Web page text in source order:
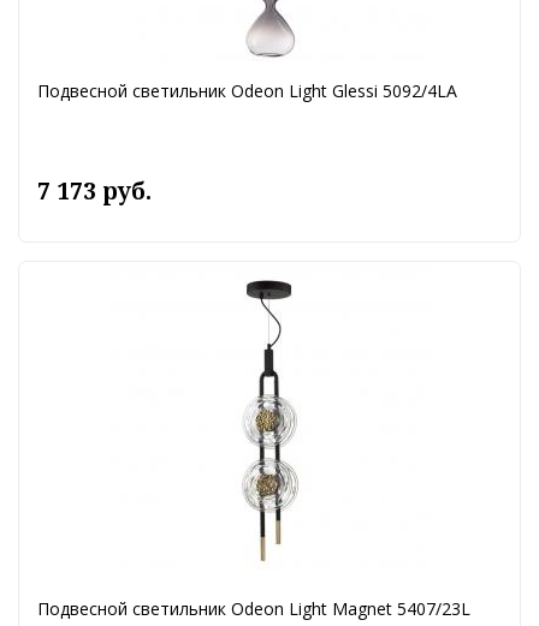
Подвесной светильник Odeon Light Glessi 5092/4LA
7 173 руб.
Подвесной светильник Odeon Light Magnet 5407/23L